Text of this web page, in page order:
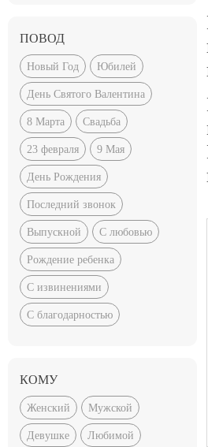
ПОВОД
Новый Год Юбилей
День Святого Валентина
8 Марта Свадьба
23 февраля 9 Мая
День Рождения
Последний звонок
Выпускной С любовью
Рождение ребенка
С извинениями
С благодарностью
КОМУ
Женский Мужской
Девушке Любимой